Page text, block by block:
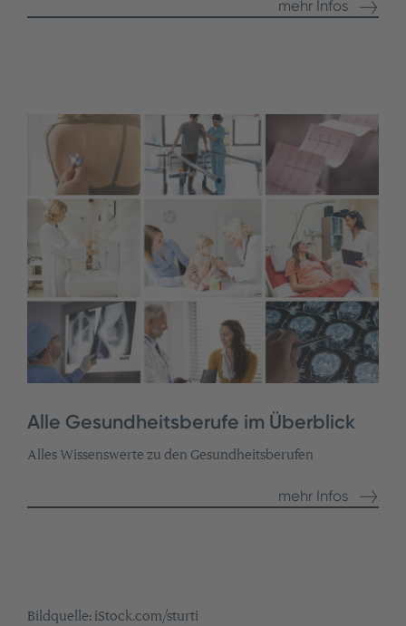
mehr Infos
Alle Gesundheitsberufe im Überblick
Alles Wissenswerte zu den Gesundheitsberufen
mehr Infos
Bildquelle: iStock.com/sturti